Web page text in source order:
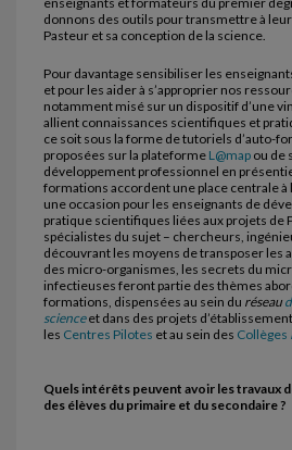
donnons des outils pour transmettre à
Pasteur et sa conception de la science.
Pour davantage sensibiliser les
et pour les aider à s’approprier nos
notamment misé sur un dispositif d’une
allient connaissances scientifiques et
ce soit sous la forme de tutoriels d’auto-
proposées sur la plateforme L@map ou de
développement professionnel en
formations accordent une place centrale à
une occasion pour les enseignants de
pratique scientifiques liées aux projets de
spécialistes du sujet – chercheurs,
découvrant les moyens de transposer les
des micro-organismes, les secrets du
infectieuses feront partie des thèmes
formations, dispensées au sein du réseau
scienceet dans des projets
les Centres Pilotes et au sein des Collèges
Quels intérêts peuvent avoir les travaux
des élèves du primaire et du secondaire ?